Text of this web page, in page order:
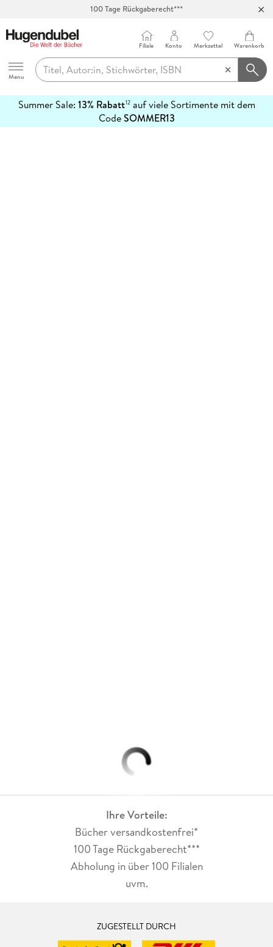
100 Tage Rückgaberecht***
Hugendubel
Menu
Filiale Konto Merkzettel Warenkorb
Summer Sale: 13% Rabatt12auf viele Sortimente mit dem
CodeSOMMER13
erfahren
Ihre Vorteile:
Bücher versandkostenfrei*
100 Tage Rückgaberecht***
Abholung in über 100 Filialen
uvm.
ZUGESTELLT DURCH